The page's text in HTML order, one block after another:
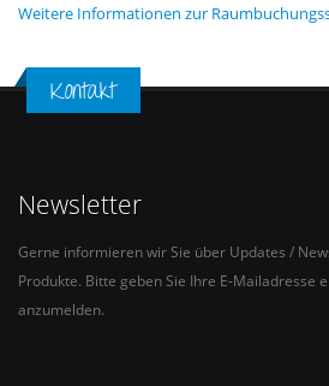
Weitere Informationen zur
Kontakt
Newsletter
Gerne informieren wir Sie über Updates /
Produkte. Bitte geben Sie Ihre E-Mailadresse
anzumelden.